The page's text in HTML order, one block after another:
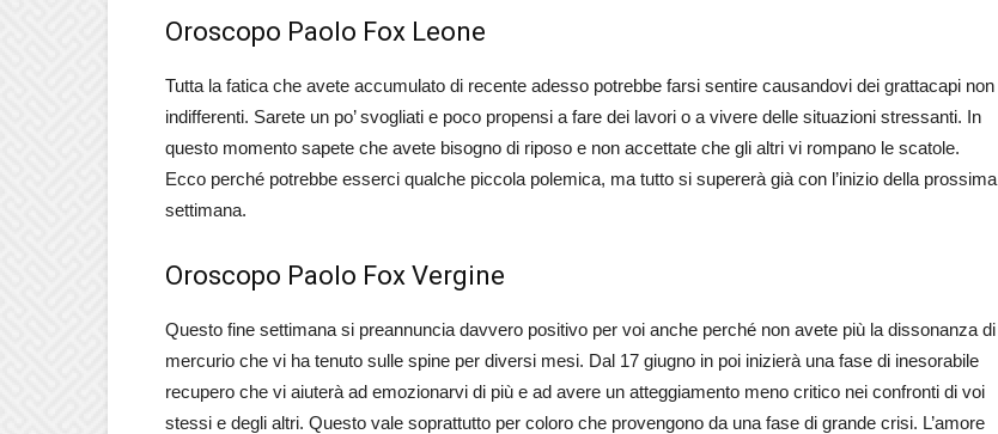
Oroscopo Paolo Fox Leone
Tutta la fatica che avete accumulato di recente adesso potrebbe farsi sentire causandovi dei grattacapi non
indifferenti. Sarete un po’ svogliati e poco propensi a fare dei lavori o a vivere delle situazioni stressanti. In
questo momento sapete che avete bisogno di riposo e non accettate che gli altri vi rompano le scatole.
Ecco perché potrebbe esserci qualche piccola polemica, ma tutto si supererà già con l’inizio della prossima
settimana.
Oroscopo Paolo Fox Vergine
Questo fine settimana si preannuncia davvero positivo per voi anche perché non avete più la dissonanza di
mercurio che vi ha tenuto sulle spine per diversi mesi. Dal 17 giugno in poi inizierà una fase di inesorabile
recupero che vi aiuterà ad emozionarvi di più e ad avere un atteggiamento meno critico nei confronti di voi
stessi e degli altri. Questo vale soprattutto per coloro che provengono da una fase di grande crisi. L’amore